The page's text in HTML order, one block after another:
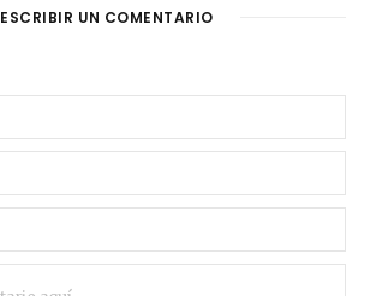
ESCRIBIR UN COMENTARIO